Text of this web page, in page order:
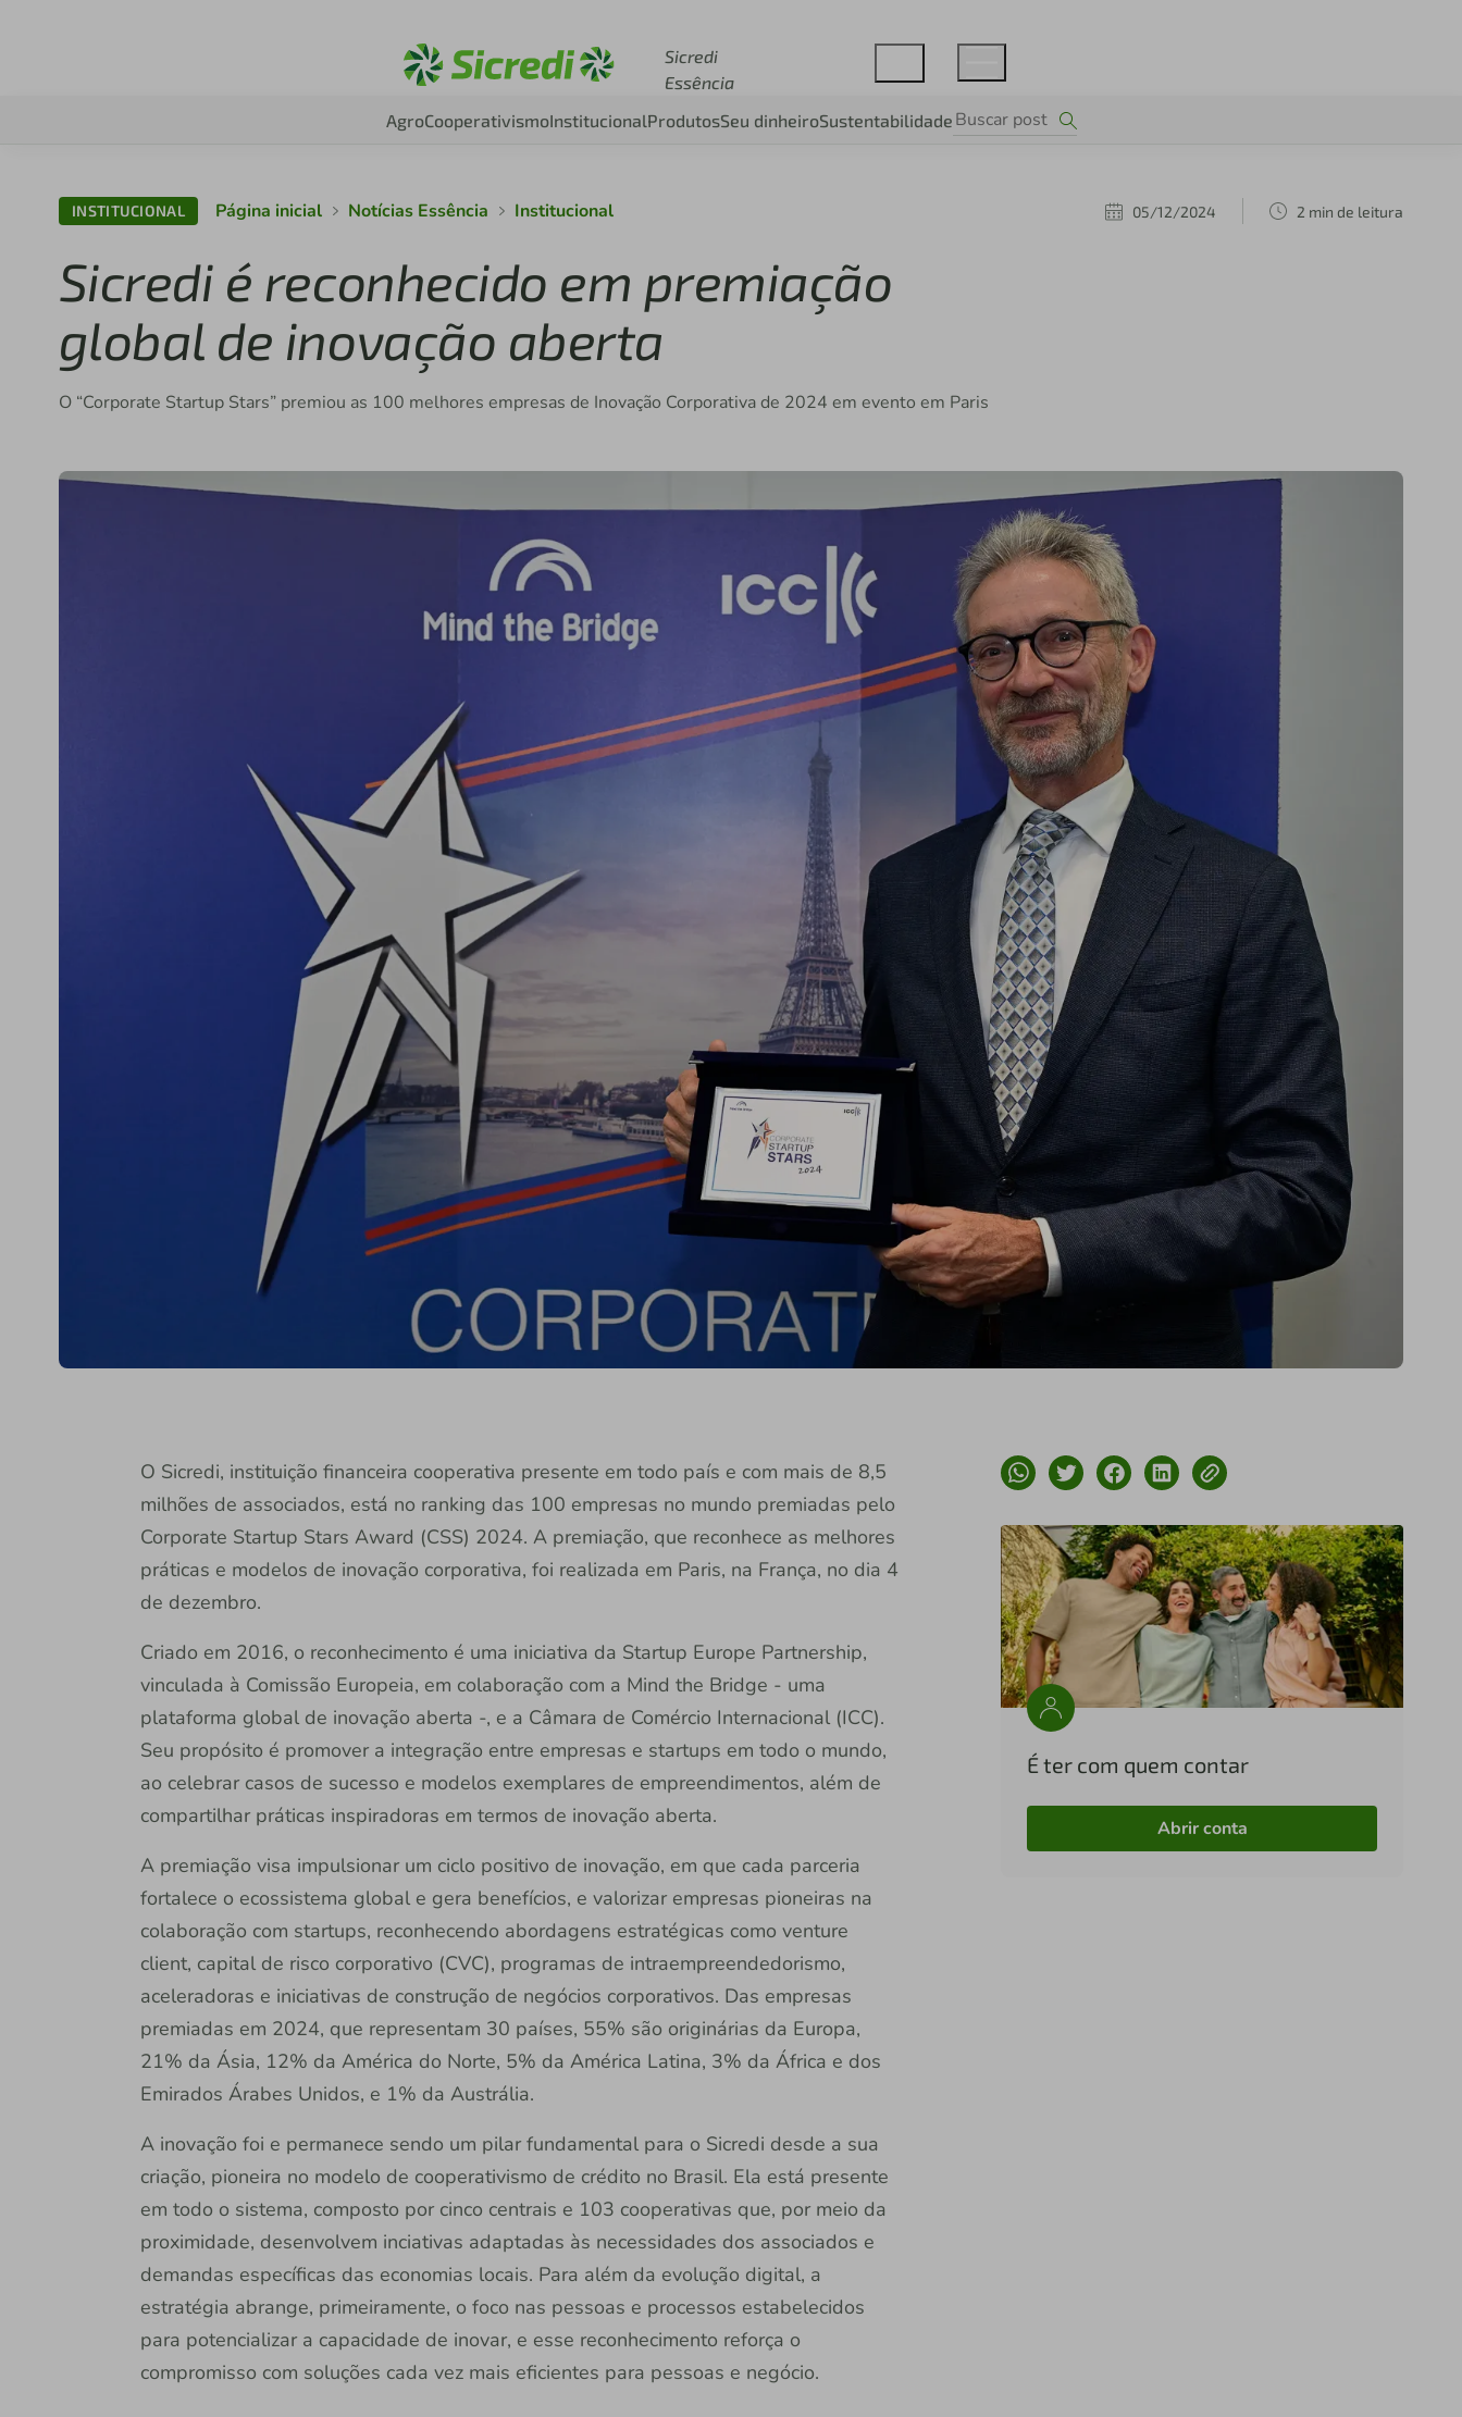
Sicredi
Essência
AgroCooperativismoInstitucionalProdutosSeu dinheiroSustentabilidade
INSTITUCIONAL Página inicial Notícias Essência Institucional 05/12/2024 2 min de leitura
Sicredi é reconhecido em premiação
global de inovação aberta
O “Corporate Startup Stars” premiou as 100 melhores empresas de Inovação Corporativa de 2024 em evento em Paris
O Sicredi, instituição financeira cooperativa presente em todo país e com mais de 8,5
milhões de associados, está no ranking das 100 empresas no mundo premiadas pelo
Corporate Startup Stars Award (CSS) 2024. A premiação, que reconhece as melhores
práticas e modelos de inovação corporativa, foi realizada em Paris, na França, no dia 4
de dezembro.
Criado em 2016, o reconhecimento é uma iniciativa da Startup Europe Partnership,
vinculada à Comissão Europeia, em colaboração com a Mind the Bridge - uma
plataforma global de inovação aberta -, e a Câmara de Comércio Internacional (ICC).
Seu propósito é promover a integração entre empresas e startups em todo o mundo,
ao celebrar casos de sucesso e modelos exemplares de empreendimentos, além de
compartilhar práticas inspiradoras em termos de inovação aberta.
A premiação visa impulsionar um ciclo positivo de inovação, em que cada parceria
fortalece o ecossistema global e gera benefícios, e valorizar empresas pioneiras na
colaboração com startups, reconhecendo abordagens estratégicas como venture
client, capital de risco corporativo (CVC), programas de intraempreendedorismo,
aceleradoras e iniciativas de construção de negócios corporativos. Das empresas
premiadas em 2024, que representam 30 países, 55% são originárias da Europa,
21% da Ásia, 12% da América do Norte, 5% da América Latina, 3% da África e dos
Emirados Árabes Unidos, e 1% da Austrália.
A inovação foi e permanece sendo um pilar fundamental para o Sicredi desde a sua
criação, pioneira no modelo de cooperativismo de crédito no Brasil. Ela está presente
em todo o sistema, composto por cinco centrais e 103 cooperativas que, por meio da
proximidade, desenvolvem inciativas adaptadas às necessidades dos associados e
demandas específicas das economias locais. Para além da evolução digital, a
estratégia abrange, primeiramente, o foco nas pessoas e processos estabelecidos
para potencializar a capacidade de inovar, e esse reconhecimento reforça o
compromisso com soluções cada vez mais eficientes para pessoas e negócio.
É ter com quem contar
Abrir conta